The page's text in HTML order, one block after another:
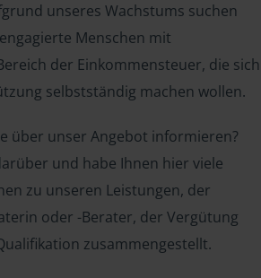
unseres Wachstums suchen
Menschen mit
der Einkommensteuer, die sich
selbstständig machen wollen.
über unser Angebot informieren?
und habe Ihnen hier viele
zu unseren Leistungen, der
oder -Berater, der Vergütung
zusammengestellt.